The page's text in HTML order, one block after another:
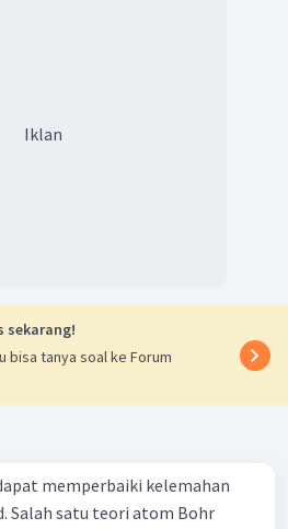
Iklan
sekarang!
bisa tanya soal ke Forum
memperbaiki kelemahan
Salah satu teori atom Bohr